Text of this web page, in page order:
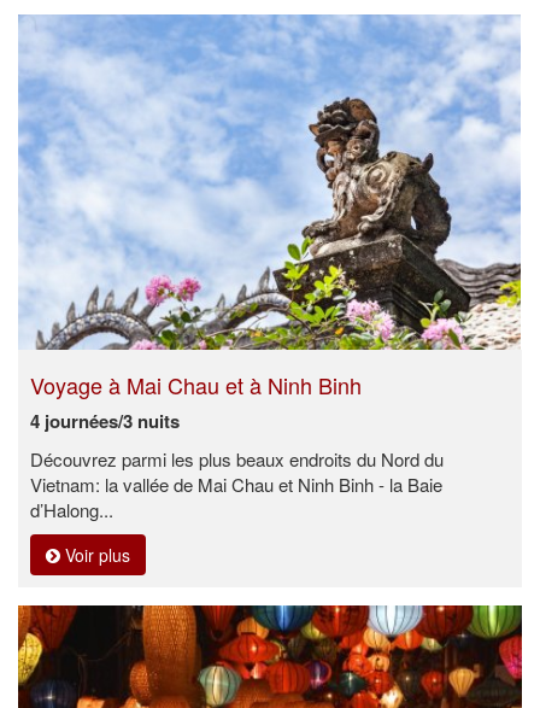
Voyage à Mai Chau et à Ninh Binh
4 journées/3 nuits
Découvrez parmi les plus beaux endroits du Nord du
Vietnam: la vallée de Mai Chau et Ninh Binh - la Baie
d’Halong...
Voir plus